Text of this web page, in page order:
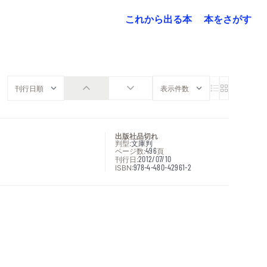
これから出る本
本をさがす
出版社品切れ
判型:文庫判
ページ数:496頁
刊行日:2012/07/10
ISBN:978-4-480-42961-2